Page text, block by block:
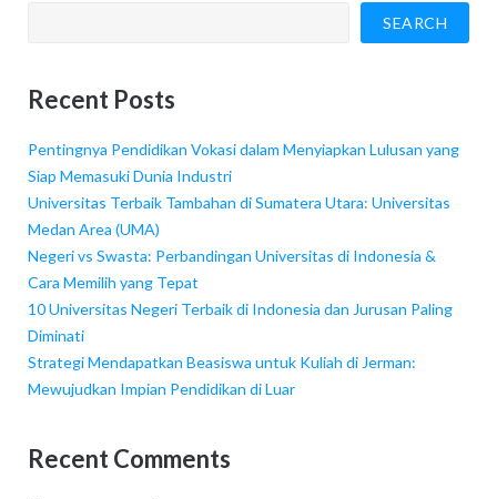
SEARCH
Recent Posts
Pentingnya Pendidikan Vokasi dalam Menyiapkan Lulusan yang
Siap Memasuki Dunia Industri
Universitas Terbaik Tambahan di Sumatera Utara: Universitas
Medan Area (UMA)
Negeri vs Swasta: Perbandingan Universitas di Indonesia &
Cara Memilih yang Tepat
10 Universitas Negeri Terbaik di Indonesia dan Jurusan Paling
Diminati
Strategi Mendapatkan Beasiswa untuk Kuliah di Jerman:
Mewujudkan Impian Pendidikan di Luar
Recent Comments